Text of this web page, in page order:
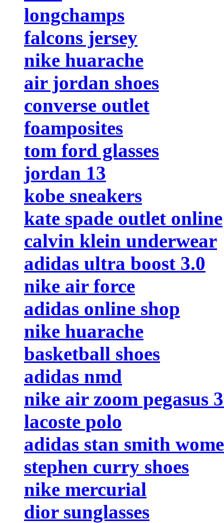
longchamps
falcons jersey
nike huarache
air jordan shoes
converse outlet
foamposites
tom ford glasses
jordan 13
kobe sneakers
kate spade outlet online
calvin klein underwear
adidas ultra boost 3.0
nike air force
adidas online shop
nike huarache
basketball shoes
adidas nmd
nike air zoom pegasus
lacoste polo
adidas stan smith
stephen curry shoes
nike mercurial
dior sunglasses